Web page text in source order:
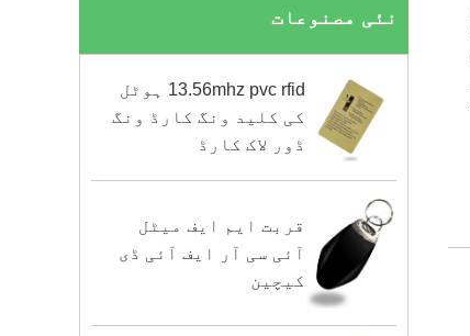
نئی مصنوعات
13.56mhz pvc rfid ہوٹل
کی کلید ونگ کارڈ ونگ
ڈور لاک کارڈ
قربت ایم ایف میٹل
آئی سی آر ایف آئی ڈی
کیچین